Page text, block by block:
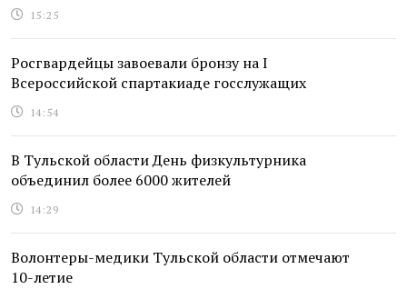
15:25
Росгвардейцы завоевали бронзу на I
Всероссийской спартакиаде госслужащих
14:54
В Тульской области День физкультурника
объединил более 6000 жителей
14:29
Волонтеры-медики Тульской области отмечают
10-летие